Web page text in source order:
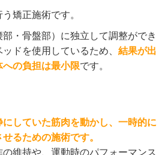
矯正施術です。
・骨盤部）に独立して調整ができ
ドを使用しているため、結果が出
の負担は最小限です。
していた筋肉を動かし、一時的に
るための施術です。
維持や、運動時のパフォーマンス